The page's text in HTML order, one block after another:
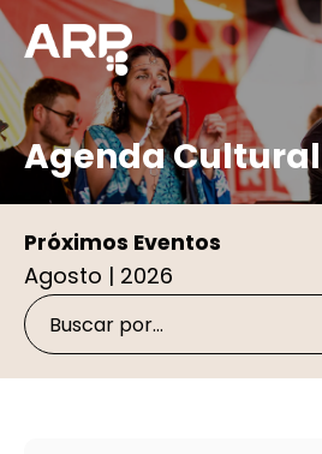
Agenda Cultural
Próximos Eventos